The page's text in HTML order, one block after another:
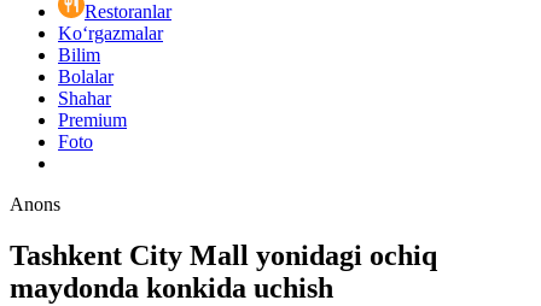
Restoranlar
Ko‘rgazmalar
Bilim
Bolalar
Shahar
Premium
Foto
Anons
Tashkent City Mall yonidagi ochiq
maydonda konkida uchish